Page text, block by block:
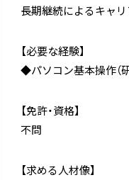
長期継続によるキャ
【必要な経験】
◆パソコン基本操作（
【免許・資格】
不問
【求める人材像】